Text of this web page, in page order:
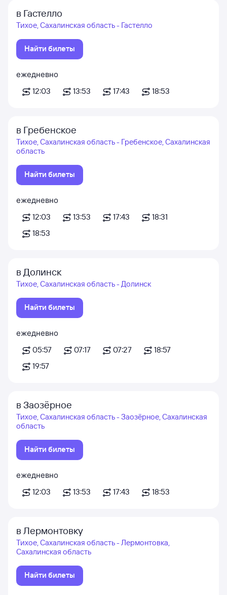
в Гастелло
Тихое, Сахалинская область - Гастелло
Найти билеты
ежедневно
12:03
13:53 17:43 18:53
в Гребенское
Тихое, Сахалинская область - Гребенское, Сахалинская
область
Найти билеты
ежедневно
12:03
13:53 17:43
18:31
18:53
в Долинск
Тихое, Сахалинская область - Долинск
Найти билеты
ежедневно
05:57
07:17 07:27
18:57
19:57
в Заозёрное
Тихое, Сахалинская область - Заозёрное, Сахалинская
область
Найти билеты
ежедневно
12:03
13:53 17:43 18:53
в Лермонтовку
Тихое, Сахалинская область - Лермонтовка,
Сахалинская область
Найти билеты